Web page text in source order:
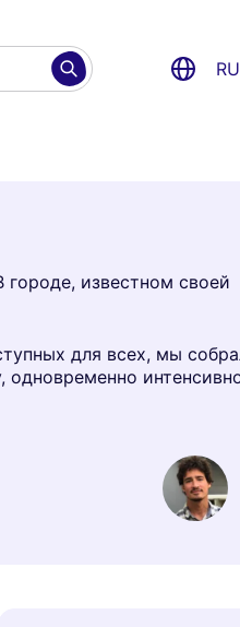
известном своей
для всех, мы